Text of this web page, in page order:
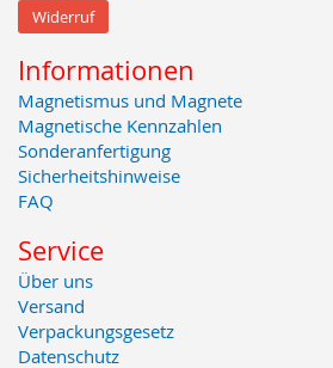
Widerruf
Informationen
Magnetismus und Magnete
Magnetische Kennzahlen
Sonderanfertigung
Sicherheitshinweise
FAQ
Service
Über uns
Versand
Verpackungsgesetz
Datenschutz